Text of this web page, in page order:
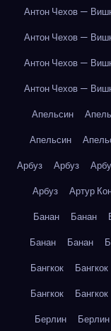
Антон Чехов —
Антон Чехов —
Антон Чехов —
Антон Чехов —
Апельсин
Апельсин
Арбуз
Арбуз
Арбуз
Артур
Банан
Банан
Банан
Банан
Бангкок
Бангкок
Бангкок
Бангкок
Берлин
Берлин